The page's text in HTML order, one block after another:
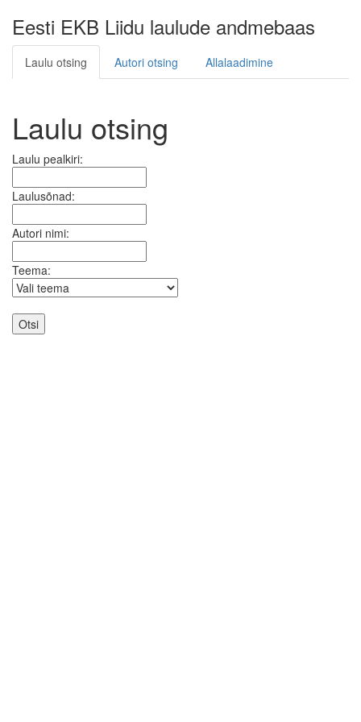
Eesti EKB Liidu laulude andmebaas
Laulu otsing Autori otsing Allalaadimine
Laulu otsing
Laulu pealkiri:
Laulusõnad:
Autori nimi:
Teema: